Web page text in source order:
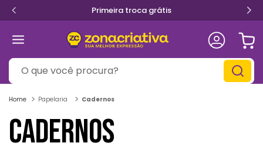
Primeira troca grátis
O que você procura?
Papelaria Cadernos
CADERNOS